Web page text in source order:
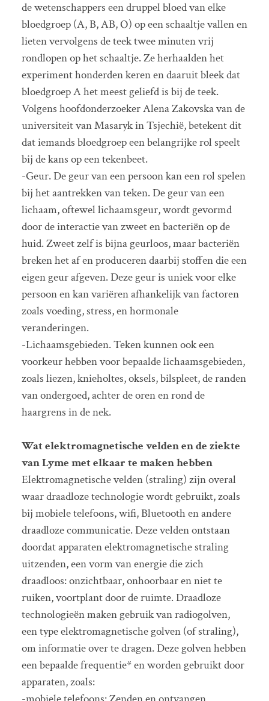
de wetenschappers een druppel bloed van elke
bloedgroep (A, B, AB, O) op een schaaltje vallen en
lieten vervolgens de teek twee minuten vrij
rondlopen op het schaaltje. Ze herhaalden het
experiment honderden keren en daaruit bleek dat
bloedgroep A het meest geliefd is bij de teek.
Volgens hoofdonderzoeker Alena Zakovska van de
universiteit van Masaryk in Tsjechië, betekent dit
dat iemands bloedgroep een belangrijke rol speelt
bij de kans op een tekenbeet.
-Geur. De geur van een persoon kan een rol spelen
bij het aantrekken van teken. De geur van een
lichaam, oftewel lichaamsgeur, wordt gevormd
door de interactie van zweet en bacteriën op de
huid. Zweet zelf is bijna geurloos, maar bacteriën
breken het af en produceren daarbij stoffen die een
eigen geur afgeven. Deze geur is uniek voor elke
persoon en kan variëren afhankelijk van factoren
zoals voeding, stress, en hormonale
veranderingen.
-Lichaamsgebieden. Teken kunnen ook een
voorkeur hebben voor bepaalde lichaamsgebieden,
zoals liezen, knieholtes, oksels, bilspleet, de randen
van ondergoed, achter de oren en rond de
haargrens in de nek.
Wat elektromagnetische velden en de ziekte
van Lyme met elkaar te maken hebben
Elektromagnetische velden (straling) zijn overal
waar draadloze technologie wordt gebruikt, zoals
bij mobiele telefoons, wifi, Bluetooth en andere
draadloze communicatie. Deze velden ontstaan
doordat apparaten elektromagnetische straling
uitzenden, een vorm van energie die zich
draadloos: onzichtbaar, onhoorbaar en niet te
ruiken, voortplant door de ruimte. Draadloze
technologieën maken gebruik van radiogolven,
een type elektromagnetische golven (of straling),
om informatie over te dragen. Deze golven hebben
een bepaalde frequentie* en worden gebruikt door
apparaten, zoals: